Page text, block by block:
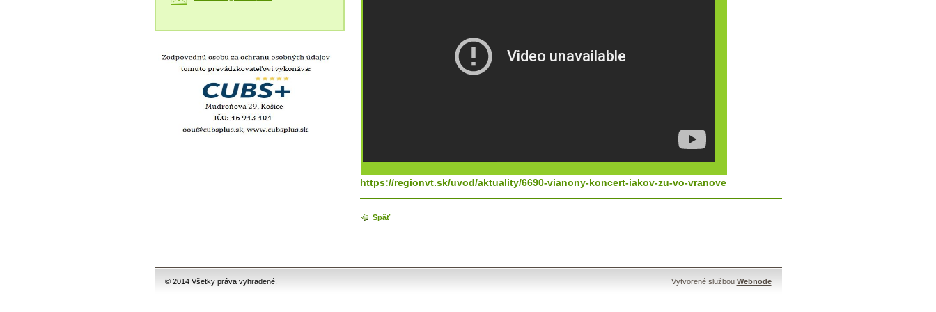
https://regionvt.sk/uvod/aktuality/6690-vianony-koncert-iakov-zu-vo-vranove
Späť
© 2014 Všetky práva vyhradené. Vytvorené službou Webnode